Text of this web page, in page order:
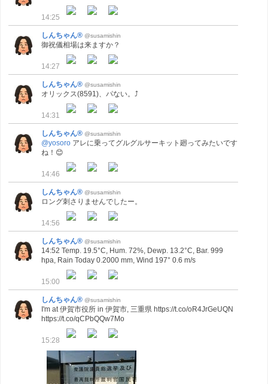
14:25
しんちゃん® @susamishin
御祝儀相場は来ますか？
14:27
しんちゃん® @susamishin
オリックス(8591)、パない。⤴
14:31
しんちゃん® @susamishin
@yosoro アレに乗ってグルグルサーキット廻ってみたいです
ね！😊
14:46
しんちゃん® @susamishin
ロング刺さりませんでしたー。
14:56
しんちゃん® @susamishin
14:52 Temp. 19.5°C, Hum. 72%, Dewp. 13.2°C, Bar. 999
hpa, Rain Today 0.2000 mm, Wind 197° 0.6 m/s
15:00
しんちゃん® @susamishin
I'm at 伊賀市役所 in 伊賀市, 三重県 https://t.co/oR4JrGeUQN
https://t.co/qCPbQQw7Mo
15:28